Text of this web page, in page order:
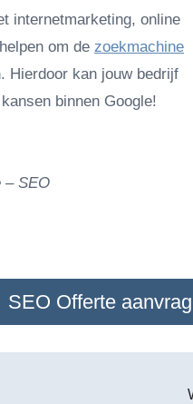
internetmarketing, online
om de zoekmachine
Hierdoor kan jouw bedrijf
binnen Google!
– SEO
SEO Offerte